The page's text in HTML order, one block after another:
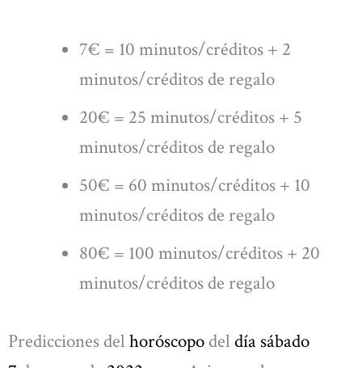
7€ = 10 minutos/créditos + 2
minutos/créditos de regalo
20€ = 25 minutos/créditos + 5
minutos/créditos de regalo
50€ = 60 minutos/créditos + 10
minutos/créditos de regalo
80€ = 100 minutos/créditos + 20
minutos/créditos de regalo
Predicciones del horóscopo del día sábado